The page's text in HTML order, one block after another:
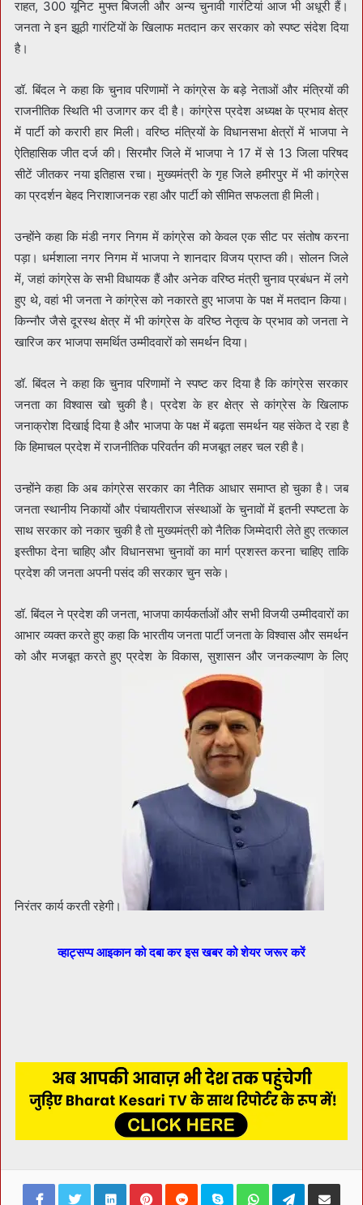
राहत, 300 यूनिट मुफ्त बिजली और अन्य चुनावी गारंटियां आज भी अधूरी हैं।
जनता ने इन झूठी गारंटियों के खिलाफ मतदान कर सरकार को स्पष्ट संदेश दिया
है।
डॉ. बिंदल ने कहा कि चुनाव परिणामों ने कांग्रेस के बड़े नेताओं और मंत्रियों की
राजनीतिक स्थिति भी उजागर कर दी है। कांग्रेस प्रदेश अध्यक्ष के प्रभाव क्षेत्र
में पार्टी को करारी हार मिली। वरिष्ठ मंत्रियों के विधानसभा क्षेत्रों में भाजपा ने
ऐतिहासिक जीत दर्ज की। सिरमौर जिले में भाजपा ने 17 में से 13 जिला परिषद
सीटें जीतकर नया इतिहास रचा। मुख्यमंत्री के गृह जिले हमीरपुर में भी कांग्रेस
का प्रदर्शन बेहद निराशाजनक रहा और पार्टी को सीमित सफलता ही मिली।
उन्होंने कहा कि मंडी नगर निगम में कांग्रेस को केवल एक सीट पर संतोष करना
पड़ा। धर्मशाला नगर निगम में भाजपा ने शानदार विजय प्राप्त की। सोलन जिले
में, जहां कांग्रेस के सभी विधायक हैं और अनेक वरिष्ठ मंत्री चुनाव प्रबंधन में लगे
हुए थे, वहां भी जनता ने कांग्रेस को नकारते हुए भाजपा के पक्ष में मतदान किया।
किन्नौर जैसे दूरस्थ क्षेत्र में भी कांग्रेस के वरिष्ठ नेतृत्व के प्रभाव को जनता ने
खारिज कर भाजपा समर्थित उम्मीदवारों को समर्थन दिया।
डॉ. बिंदल ने कहा कि चुनाव परिणामों ने स्पष्ट कर दिया है कि कांग्रेस सरकार
जनता का विश्वास खो चुकी है। प्रदेश के हर क्षेत्र से कांग्रेस के खिलाफ
जनाक्रोश दिखाई दिया है और भाजपा के पक्ष में बढ़ता समर्थन यह संकेत दे रहा है
कि हिमाचल प्रदेश में राजनीतिक परिवर्तन की मजबूत लहर चल रही है।
उन्होंने कहा कि अब कांग्रेस सरकार का नैतिक आधार समाप्त हो चुका है। जब
जनता स्थानीय निकायों और पंचायतीराज संस्थाओं के चुनावों में इतनी स्पष्टता के
साथ सरकार को नकार चुकी है तो मुख्यमंत्री को नैतिक जिम्मेदारी लेते हुए तत्काल
इस्तीफा देना चाहिए और विधानसभा चुनावों का मार्ग प्रशस्त करना चाहिए ताकि
प्रदेश की जनता अपनी पसंद की सरकार चुन सके।
डॉ. बिंदल ने प्रदेश की जनता, भाजपा कार्यकर्ताओं और सभी विजयी उम्मीदवारों का
आभार व्यक्त करते हुए कहा कि भारतीय जनता पार्टी जनता के विश्वास और समर्थन
को और मजबूत करते हुए प्रदेश के विकास, सुशासन और जनकल्याण के लिए
निरंतर कार्य करती रहेगी।
व्हाट्सप्प आइकान को दबा कर इस खबर को शेयर जरूर करें
FacebookTwitterLinkedInPinterestReddit Skype WhatsAppTelegramShare via